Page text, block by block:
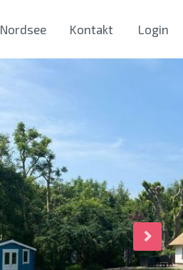
Nordsee Kontakt Login